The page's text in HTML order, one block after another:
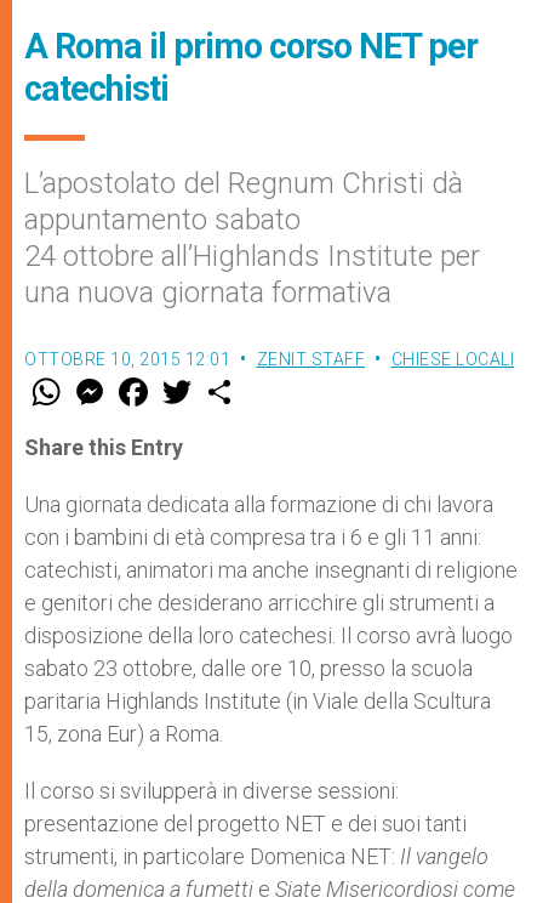
A Roma il primo corso NET per
catechisti
L’apostolato del Regnum Christi dà
appuntamento sabato
24 ottobre all’Highlands Institute per
una nuova giornata formativa
OTTOBRE 10, 2015 12:01 ZENIT STAFF CHIESE LOCALI
W
t
s
p
p
M
e
s
e
g
e
r
F
a
e
b
o
k
w
r
Share this Entry
Una giornata dedicata alla formazione di chi lavora
con i bambini di età compresa tra i 6 e gli 11 anni:
catechisti, animatori ma anche insegnanti di religione
e genitori che desiderano arricchire gli strumenti a
disposizione della loro catechesi. Il corso avrà luogo
sabato 23 ottobre, dalle ore 10, presso la scuola
paritaria Highlands Institute (in Viale della Scultura
15, zona Eur) a Roma.
Il corso si svilupperà in diverse sessioni:
presentazione del progetto NET e dei suoi tanti
strumenti, in particolare Domenica NET: Il vangelo
della domenica a fumetti e Siate Misericordiosi come